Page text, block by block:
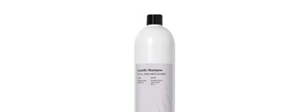
DÉTAILS